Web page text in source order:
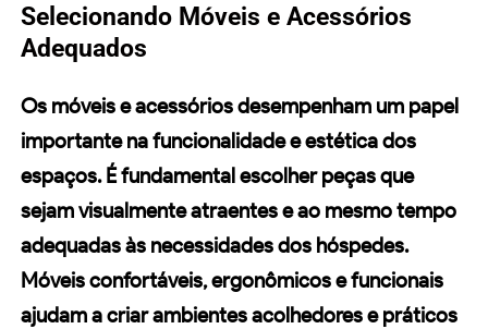
Selecionando Móveis e Acessórios
Adequados
Os móveiseacessóriosdesempenham um papel
importante na funcionalidade e estética dos
espaços. É fundamental escolher peças que
sejam visualmente atraentes e ao mesmo tempo
adequadas às necessidades dos hóspedes.
Móveis confortáveis, ergonômicos e funcionais
ajudam a criar ambientes acolhedores e práticos